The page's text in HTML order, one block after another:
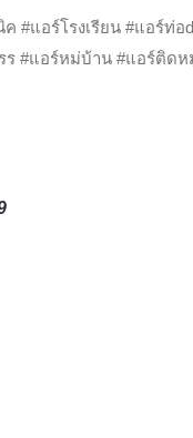
#แอร์โรงเรียน #แอร์
#แอร์หม่บ้าน #แอร์ติด